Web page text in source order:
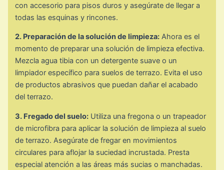
con accesorio para pisos duros y asegúrate de llegar a
todas las esquinas y rincones.
2. Preparación de la solución de limpieza: Ahora es el
momento de preparar una solución de limpieza efectiva.
Mezcla agua tibia con un detergente suave o un
limpiador específico para suelos de terrazo. Evita el uso
de productos abrasivos que puedan dañar el acabado
del terrazo.
3. Fregado del suelo: Utiliza una fregona o un trapeador
de microfibra para aplicar la solución de limpieza al suelo
de terrazo. Asegúrate de fregar en movimientos
circulares para aflojar la suciedad incrustada. Presta
especial atención a las áreas más sucias o manchadas.